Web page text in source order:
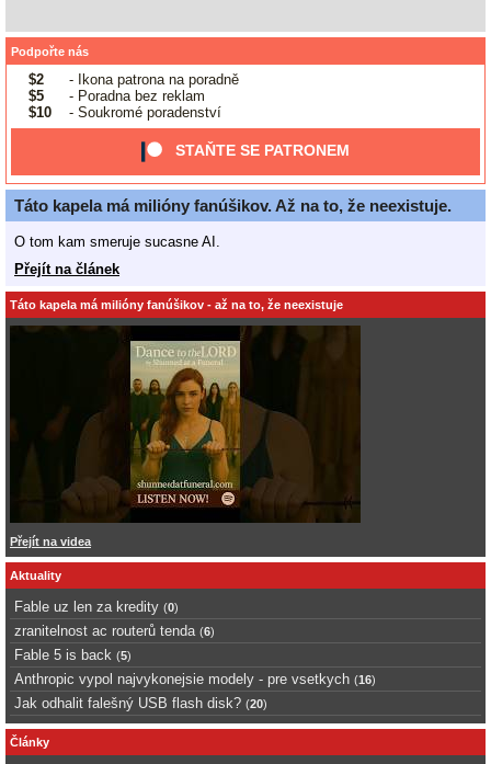
Podpořte nás
$2
- Ikona patrona na poradně
$5
- Poradna bez reklam
$10
- Soukromé poradenství
STAŇTE SE PATRONEM
Táto kapela má milióny fanúšikov. Až na to, že neexistuje.
O tom kam smeruje sucasne AI.
Přejít na článek
Táto kapela má milióny fanúšikov - až na to, že neexistuje
Přejít na videa
Aktuality
Fable uz len za kredity (0)
zranitelnost ac routerů tenda (6)
Fable 5 is back (5)
Anthropic vypol najvykonejsie modely - pre vsetkych (16)
Jak odhalit falešný USB flash disk? (20)
Články